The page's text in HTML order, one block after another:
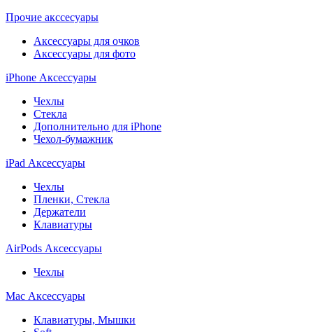
Прочие акссесуары
Аксессуары для очков
Аксессуары для фото
iPhone Аксессуары
Чехлы
Стекла
Дополнительно для iPhone
Чехол-бумажник
iPad Аксессуары
Чехлы
Пленки, Стекла
Держатели
Клавиатуры
AirPods Аксессуары
Чехлы
Mac Аксессуары
Клавиатуры, Мышки